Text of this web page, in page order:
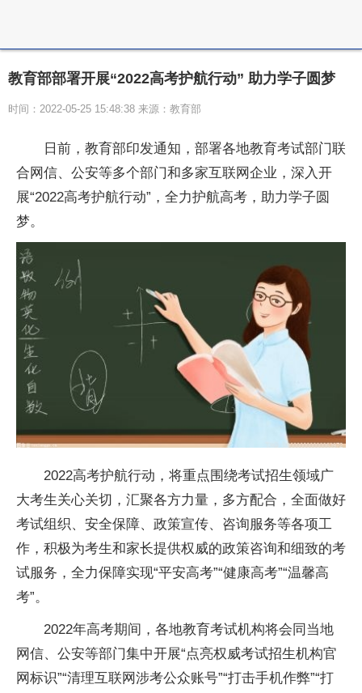
教育部部署开展“2022高考护航行动” 助力学子圆梦
时间：2022-05-25 15:48:38 来源：教育部
日前，教育部印发通知，部署各地教育考试部门联
合网信、公安等多个部门和多家互联网企业，深入开
展“2022高考护航行动”，全力护航高考，助力学子圆
梦。
2022高考护航行动，将重点围绕考试招生领域广
大考生关心关切，汇聚各方力量，多方配合，全面做好
考试组织、安全保障、政策宣传、咨询服务等各项工
作，积极为考生和家长提供权威的政策咨询和细致的考
试服务，全力保障实现“平安高考”“健康高考”“温馨高
考”。
2022年高考期间，各地教育考试机构将会同当地
网信、公安等部门集中开展“点亮权威考试招生机构官
网标识”“清理互联网涉考公众账号”“打击手机作弊”“打